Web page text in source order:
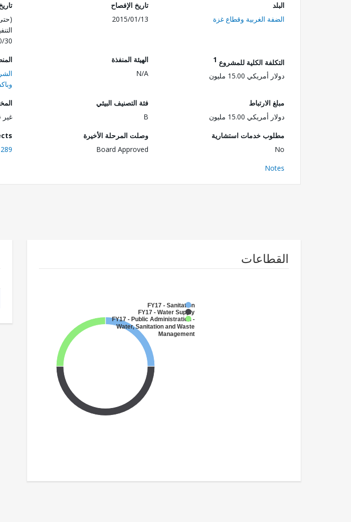
البلد
الضفة الغربية وقطاع غزة
تاريخ الإفصاح
2015/01/13
30
التكلفة الكلية للمشروع 1
دولار أمريكي 15.00 مليون
الهيئة المنفذة
N/A
مبلغ الارتباط
دولار أمريكي 15.00 مليون
فئة التصنيف البيئي
B
غير
مطلوب خدمات استشارية
No
وصلت المرحلة الأخيرة
Board Approved
Notes
القطاعات
FY17 - Sanitation
FY17 - Water Supply
FY17 - Public Administration -
Water, Sanitation and Waste
Management